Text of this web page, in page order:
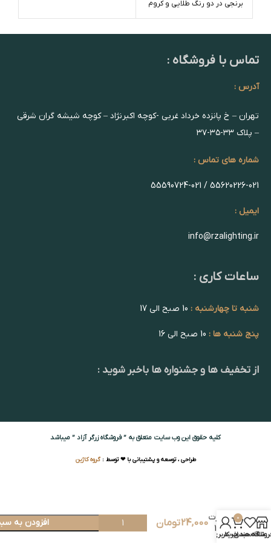
برنجی در دو رنگ طلایی و کروم
تماس با فروشگاه :
آدرس :
تهران – خ پانزده خرداد غربی -کوچه اکبرنژاد – کوچه شیشه گران شرقی
– پلاک ۳۳-۳۵-۳۷
شماره های تماس :
55620226-021 / 55590724-021
ایمیل :
info@rzalighting.ir
ساعات کاری :
شنبه تا چهارشنبه :
پنج شنبه ها :
از تخفیف ها و جشنواره ها باخبر شوید :
کلیه حقوق این وب سایت متعلق به ” فروشگاه زرگر آزاد ” میباشد
طراحی ، توسعه و پشتیبانی با ❤ توسط :گروه کاژین
رزت
13
زرد
24,000تومان افزودن به
علاقه مندی
0
سبد خرید
حساب کاربری من